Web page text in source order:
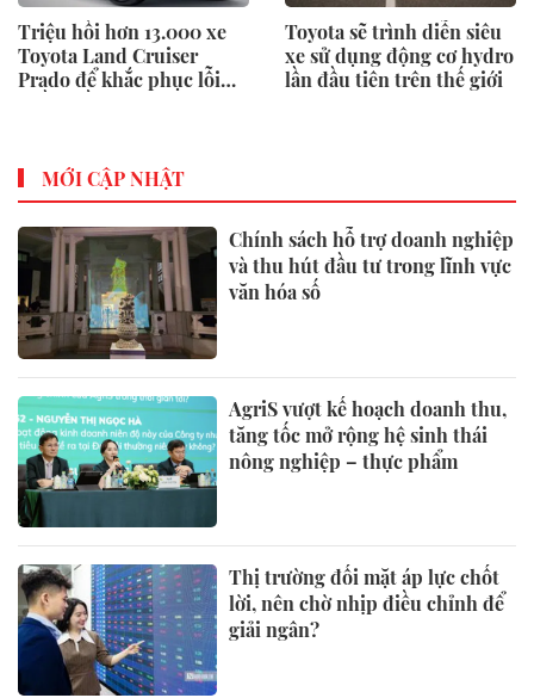
Triệu hồi hơn 13.000 xe
Toyota Land Cruiser
Prado để khắc phục lỗi
Toyota sẽ trình diễn siêu
xe sử dụng động cơ hydro
lần đầu tiên trên thế giới
MỚI CẬP NHẬT
Chính sách hỗ trợ doanh nghiệp
và thu hút đầu tư trong lĩnh vực
văn hóa số
AgriS vượt kế hoạch doanh thu,
tăng tốc mở rộng hệ sinh thái
nông nghiệp – thực phẩm
Thị trường đối mặt áp lực chốt
lời, nên chờ nhịp điều chỉnh để
giải ngân?